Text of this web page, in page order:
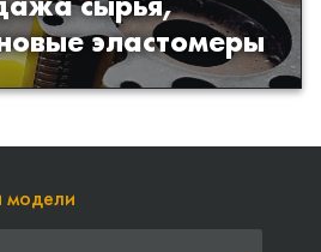
эластомеры
для производства
из полиуретана
модели